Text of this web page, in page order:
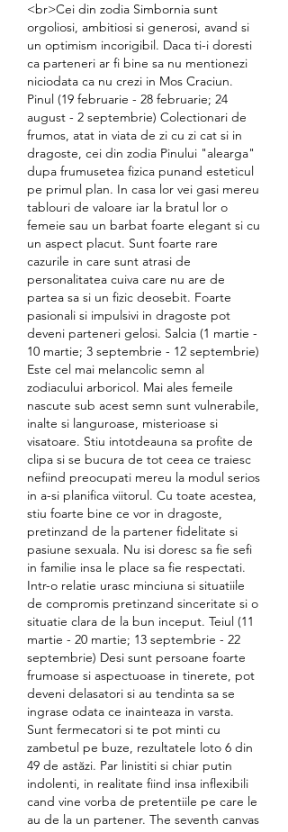
<br>Cei din zodia Simbornia sunt
orgoliosi, ambitiosi si generosi, avand si
un optimism incorigibil. Daca ti-i doresti
ca parteneri ar fi bine sa nu mentionezi
niciodata ca nu crezi in Mos Craciun.
Pinul (19 februarie - 28 februarie; 24
august - 2 septembrie) Colectionari de
frumos, atat in viata de zi cu zi cat si in
dragoste, cei din zodia Pinului "alearga"
dupa frumusetea fizica punand esteticul
pe primul plan. In casa lor vei gasi mereu
tablouri de valoare iar la bratul lor o
femeie sau un barbat foarte elegant si cu
un aspect placut. Sunt foarte rare
cazurile in care sunt atrasi de
personalitatea cuiva care nu are de
partea sa si un fizic deosebit. Foarte
pasionali si impulsivi in dragoste pot
deveni parteneri gelosi. Salcia (1 martie -
10 martie; 3 septembrie - 12 septembrie)
Este cel mai melancolic semn al
zodiacului arboricol. Mai ales femeile
nascute sub acest semn sunt vulnerabile,
inalte si languroase, misterioase si
visatoare. Stiu intotdeauna sa profite de
clipa si se bucura de tot ceea ce traiesc
nefiind preocupati mereu la modul serios
in a-si planifica viitorul. Cu toate acestea,
stiu foarte bine ce vor in dragoste,
pretinzand de la partener fidelitate si
pasiune sexuala. Nu isi doresc sa fie sefi
in familie insa le place sa fie respectati.
Intr-o relatie urasc minciuna si situatiile
de compromis pretinzand sinceritate si o
situatie clara de la bun inceput. Teiul (11
martie - 20 martie; 13 septembrie - 22
septembrie) Desi sunt persoane foarte
frumoase si aspectuoase in tinerete, pot
deveni delasatori si au tendinta sa se
ingrase odata ce inainteaza in varsta.
Sunt fermecatori si te pot minti cu
zambetul pe buze, rezultatele loto 6 din
49 de astăzi. Par linistiti si chiar putin
indolenti, in realitate fiind insa inflexibili
cand vine vorba de pretentiile pe care le
au de la un partener. The seventh canvas